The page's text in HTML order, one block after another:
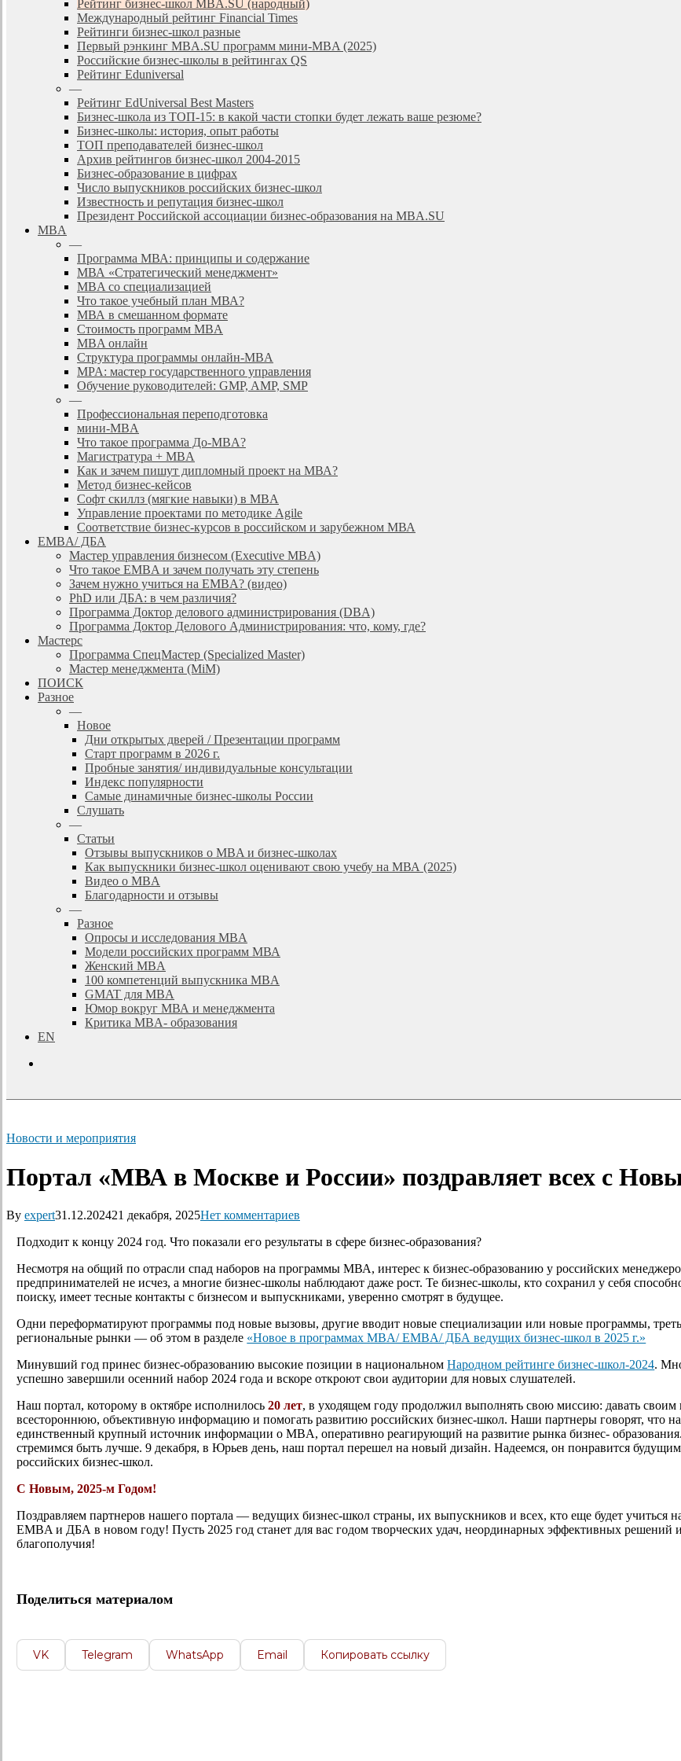
Рейтинг бизнес-школ MBA.SU (народный)
Международный рейтинг Financial Times
Рейтинги бизнес-школ разные
Первый рэнкинг MBA.SU программ мини-MBA (2025)
Российские бизнес-школы в рейтингах QS
Рейтинг Eduniversal
—
Рейтинг EdUniversal Best Masters
Бизнес-школа из ТОП-15: в какой части стопки будет лежать ваше резюме?
Бизнес-школы: история, опыт работы
ТОП преподавателей бизнес-школ
Архив рейтингов бизнес-школ 2004-2015
Бизнес-образование в цифрах
Число выпускников российских бизнес-школ
Известность и репутация бизнес-школ
Президент Российской ассоциации бизнес-образования на MBA.SU
MBA
—
Программа МВА: принципы и содержание
МВА «Cтратегический менеджмент»
MBA со специализацией
Что такое учебный план МВА?
МВА в смешанном формате
Стоимость программ MBA
MBA онлайн
Cтруктура программы онлайн-MBA
MPA: мастер государственного управления
Обучение руководителей: GMP, AMP, SMP
—
Профессиональная переподготовка
мини-MBA
Что такое программа До-MBA?
Магистратура + MBA
Как и зачем пишут дипломный проект на МВА?
Метод бизнес-кейсов
Софт скиллз (мягкие навыки) в MBA
Управление проектами по методике Agile
Соответствие бизнес-курсов в российском и зарубежном МВА
EMBA/ ДБA
Мастер управления бизнесом (Executive MBA)
Что такое EMBA и зачем получать эту степень
Зачем нужно учиться на EMBA? (видео)
PhD или ДБА: в чем различия?
Программа Доктор делового администрирования (DBА)
Программа Доктор Делового Администрирования: что, кому, где?
Мастерс
Программа СпецМастер (Specialized Master)
Мастер менеджмента (MiM)
ПОИСК
Разное
—
Новое
Дни открытых дверей / Презентации программ
Старт программ в 2026 г.
Пробные занятия/ индивидуальные консультации
Индекс популярности
Самые динамичные бизнес-школы России
Слушать
—
Статьи
Отзывы выпускников о MBA и бизнес-школах
Как выпускники бизнес-школ оценивают свою учебу на МВА (2025)
Видео о MBA
Благодарности и отзывы
—
Разное
Опросы и исследования MBA
Модели российских программ МВА
Женский MBA
100 компетенций выпускника MBA
GMAT для MBA
Юмор вокруг МВА и менеджмента
Критика MBA- образования
EN
Новости и мероприятия
Портал «МВА в Москве и России» поздравляет всех с
By expert31.12.202421 декабря, 2025Нет комментариев
Подходит к концу 2024 год. Что показали его результаты в сфере бизнес-образования?
Несмотря на общий по отрасли спад наборов на программы МВА, интерес к бизнес-образованию у российских
предпринимателей не исчез, а многие бизнес-школы наблюдают даже рост. Те бизнес-школы, кто сохранил у себя
поиску, имеет тесные контакты с бизнесом и выпускниками, уверенно смотрят в будущее.
Одни переформатируют программы под новые вызовы, другие вводит новые специализации или новые программы,
региональные рынки — об этом в разделе «Новое в программах MBA/ EMBA/ ДБА ведущих бизнес-школ в 2025 г.»
Минувший год принес бизнес-образованию высокие позиции в национальномНародном рейтинге бизнес-школ-2024.
успешно завершили осенний набор 2024 года и вскоре откроют свои аудитории для новых слушателей.
Наш портал, которому в октябре исполнилось20 лет, в уходящем году продолжил выполнять свою миссию: давать своим
всестороннюю, объективную информацию и помогать развитию российских бизнес-школ. Наши партнеры говорят, что
единственный крупный источник информации о MBA, оперативно реагирующий на развитие рынка бизнес-
стремимся быть лучше. 9 декабря, в Юрьев день, наш портал перешел на новый дизайн. Надеемся, он понравится
российских бизнес-школ.
С Новым, 2025-м Годом!
Поздравляем партнеров нашего портала — ведущих бизнес-школ страны, их выпускников и всех, кто еще будет учиться
EMBA и ДБА в новом году! Пусть 2025 год станет для вас годом творческих удач, неординарных эффективных решений
благополучия!
Поделиться материалом
VK Telegram WhatsApp Email Копировать ссылку